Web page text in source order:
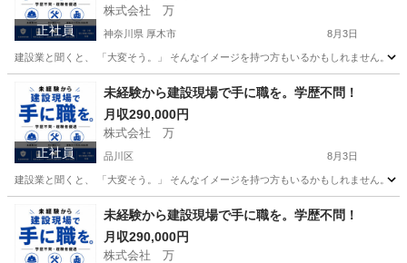
正社員
株式会社 万
神奈川県 厚木市 8月3日
建設業と聞くと、 「大変そう。」 そんなイメージを持つ方もいるかもしれません。
神奈川 厚木市 その他
正社員
未経験から建設現場で手に職を。学歴不問！
月収290,000円
株式会社 万
品川区 8月3日
建設業と聞くと、 「大変そう。」 そんなイメージを持つ方もいるかもしれません。
東京 品川区 その他 未経験
未経験から建設現場で手に職を。学歴不問！
月収290,000円
株式会社 万